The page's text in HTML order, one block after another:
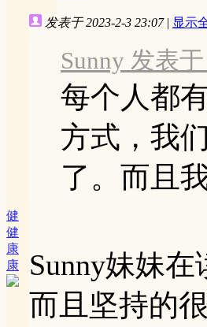
健
健
康
康
发表于 2023-2-3 23:07 | 显示
Sunny 发表
每个人都
方式，我
了。而且
Sunny妹妹
而且坚持的很